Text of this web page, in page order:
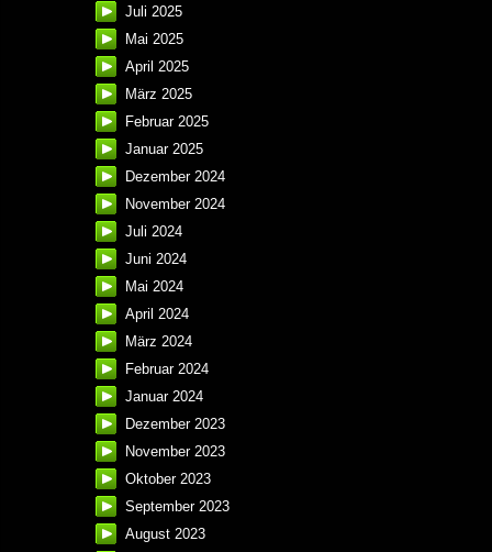
Juli 2025
Mai 2025
April 2025
März 2025
Februar 2025
Januar 2025
Dezember 2024
November 2024
Juli 2024
Juni 2024
Mai 2024
April 2024
März 2024
Februar 2024
Januar 2024
Dezember 2023
November 2023
Oktober 2023
September 2023
August 2023